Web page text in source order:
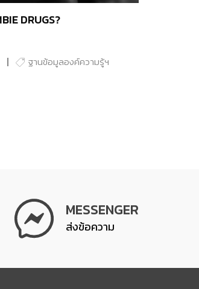
DRUGS?
ฐานข้อมูลองค์ความรู้ฯ
MESSENGER
ส่งข้อความ